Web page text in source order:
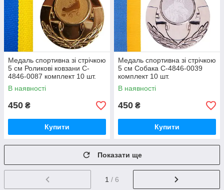
Медаль спортивна зі стрічкою
5 см Роликові ковзани C-
4846-0087 комплект 10 шт.
В наявності
450 ₴
Купити
Медаль спортивна зі стрічкою
5 см Собака C-4846-0039
комплект 10 шт.
В наявності
450 ₴
Купити
Показати ще
1 / 6